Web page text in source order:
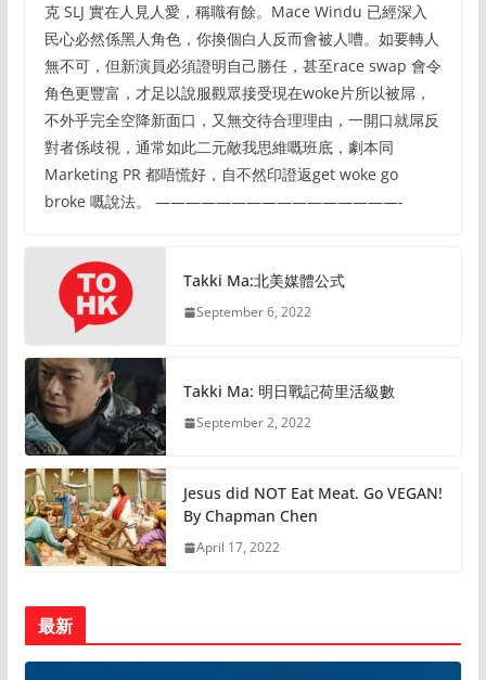
克 SLJ 實在人見人愛，稱職有餘。Mace Windu 已經深入
民心必然係黑人角色，你換個白人反而會被人嘈。如要轉人
無不可，但新演員必須證明自己勝任，甚至race swap 會令
角色更豐富，才足以說服觀眾接受現在woke片所以被屌，
不外乎完全空降新面口，又無交待合理理由，一開口就屌反
對者係歧視，通常如此二元敵我思維嘅班底，劇本同
Marketing PR 都唔慌好，自不然印證返get woke go
broke 嘅說法。 ————————————————-
Takki Ma:北美媒體公式
September 6, 2022
Takki Ma: 明日戰記荷里活級數
September 2, 2022
Jesus did NOT Eat Meat. Go VEGAN!
By Chapman Chen
April 17, 2022
最新